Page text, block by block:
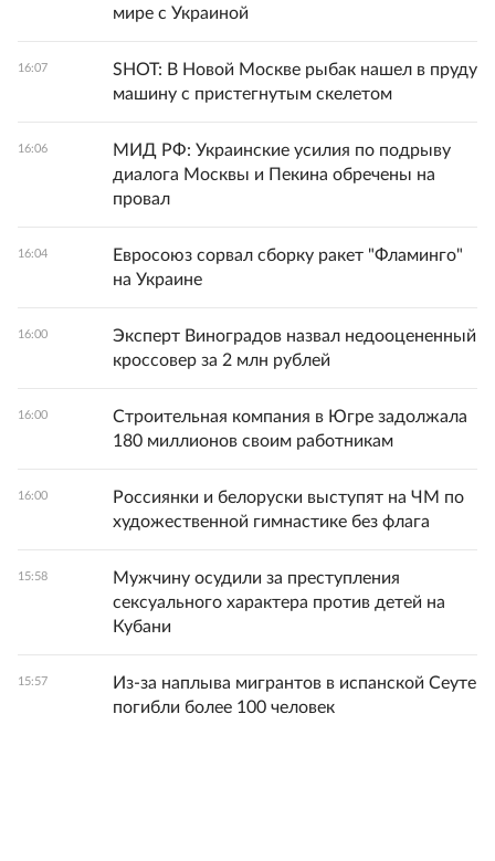
мире с Украиной
16:07
SHOT: В Новой Москве рыбак нашел в пруду
машину с пристегнутым скелетом
16:06
МИД РФ: Украинские усилия по подрыву
диалога Москвы и Пекина обречены на
провал
16:04
Евросоюз сорвал сборку ракет "Фламинго"
на Украине
16:00
Эксперт Виноградов назвал недооцененный
кроссовер за 2 млн рублей
16:00
Строительная компания в Югре задолжала
180 миллионов своим работникам
16:00
Россиянки и белоруски выступят на ЧМ по
художественной гимнастике без флага
15:58
Мужчину осудили за преступления
сексуального характера против детей на
Кубани
15:57
Из-за наплыва мигрантов в испанской Сеуте
погибли более 100 человек